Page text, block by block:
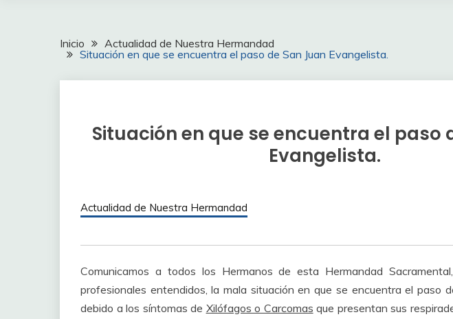
Inicio
Actualidad de Nuestra Hermandad
Situación en que se encuentra el paso de San Juan Evangelista.
Situación en que se encuentra el paso
Evangelista.
Actualidad de Nuestra Hermandad
Comunicamos a todos los Hermanos de esta Hermandad
profesionales entendidos, la mala situación en que se encuentra el paso
debido a los síntomas de Xilófagos o Carcomas que presentan sus